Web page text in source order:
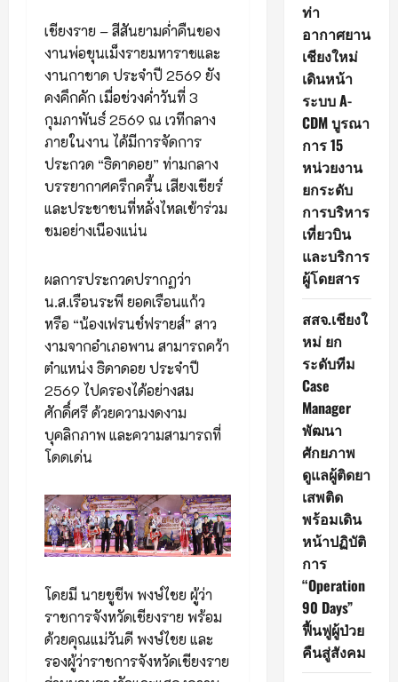
เชียงราย – สีสันยามค่ำคืนของ
งานพ่อขุนเม็งรายมหาราชและ
งานกาชาด ประจำปี 2569 ยัง
คงคึกคัก เมื่อช่วงค่ำวันที่ 3
กุมภาพันธ์ 2569 ณ เวทีกลาง
ภายในงาน ได้มีการจัดการ
ประกวด “ธิดาดอย” ท่ามกลาง
บรรยากาศครึกครื้น เสียงเชียร์
และประชาชนที่หลั่งไหลเข้าร่วม
ชมอย่างเนืองแน่น
ผลการประกวดปรากฏว่า
น.ส.เรือนระพี ยอดเรือนแก้ว
หรือ “น้องเฟรนช์ฟรายส์” สาว
งามจากอำเภอพาน สามารถคว้า
ตำแหน่ง ธิดาดอย ประจำปี
2569 ไปครองได้อย่างสม
ศักดิ์ศรี ด้วยความงดงาม
บุคลิกภาพ และความสามารถที่
โดดเด่น
โดยมี นายชูชีพ พงษ์ไชย ผู้ว่า
ราชการจังหวัดเชียงราย พร้อม
ด้วยคุณแม่วันดี พงษ์ไชย และ
รองผู้ว่าราชการจังหวัดเชียงราย
ท่า
อากาศยาน
เชียงใหม่
เดินหน้า
ระบบ A-
CDM บูรณา
การ 15
หน่วยงาน
ยกระดับ
การบริหาร
เที่ยวบิน
และบริการ
ผู้โดยสาร
สสจ.เชียงใ
หม่ ยก
ระดับทีม
Case
Manager
พัฒนา
ศักยภาพ
ดูแลผู้ติดยา
เสพติด
พร้อมเดิน
หน้าปฏิบัติ
การ
“Operation
90 Days”
ฟื้นฟูผู้ป่วย
คืนสู่สังคม